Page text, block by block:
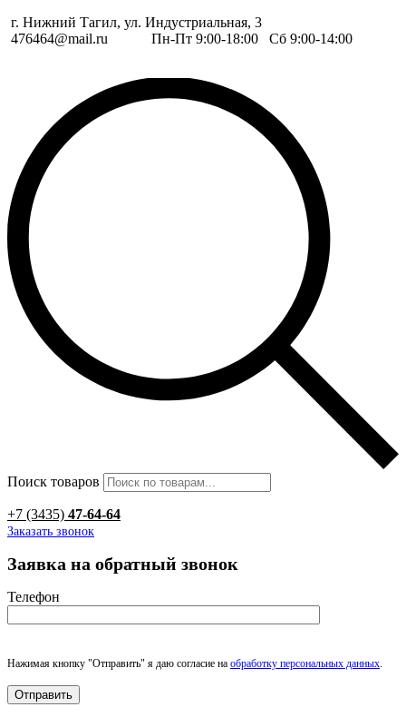
г. Нижний Тагил, ул. Индустриальная, 3
476464@mail.ru
Пн-Пт 9:00-18:00 Сб 9:00-14:00
Поиск товаров
+7 (3435) 47-64-64
Заказать звонок
Заявка на обратный звонок
Телефон
Нажимая кнопку "Отправить" я даю согласие на обработку персональных данных